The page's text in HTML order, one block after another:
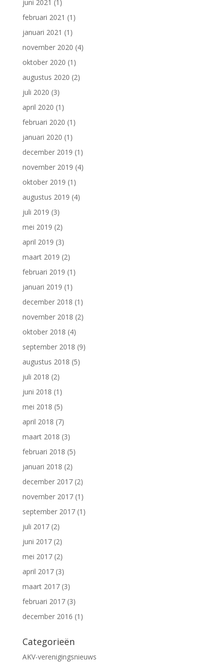
juni 2021 (1)
februari 2021 (1)
januari 2021 (1)
november 2020 (4)
oktober 2020 (1)
augustus 2020 (2)
juli 2020 (3)
april 2020 (1)
februari 2020 (1)
januari 2020 (1)
december 2019 (1)
november 2019 (4)
oktober 2019 (1)
augustus 2019 (4)
juli 2019 (3)
mei 2019 (2)
april 2019 (3)
maart 2019 (2)
februari 2019 (1)
januari 2019 (1)
december 2018 (1)
november 2018 (2)
oktober 2018 (4)
september 2018 (9)
augustus 2018 (5)
juli 2018 (2)
juni 2018 (1)
mei 2018 (5)
april 2018 (7)
maart 2018 (3)
februari 2018 (5)
januari 2018 (2)
december 2017(2)
november 2017(1)
september 2017(1)
juli 2017(2)
juni 2017(2)
mei 2017(2)
april 2017(3)
maart 2017(3)
februari 2017(3)
december 2016 (1)
Categorieën
AKV-verenigingsnieuws